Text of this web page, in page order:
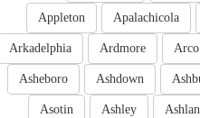
Apalachicola
Appleton
Arco
Ardmore
Arkadelphia
Ashdown
Asheboro
Ashley
Asotin